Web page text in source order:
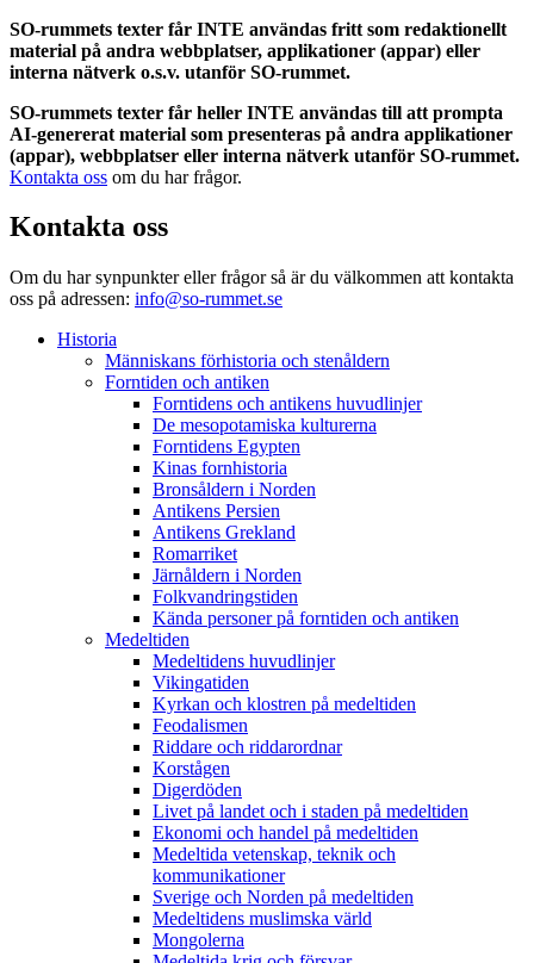
SO-rummets texter får INTE användas fritt som redaktionellt
material på andra webbplatser, applikationer (appar) eller
interna nätverk o.s.v. utanför SO-rummet.
SO-rummets texter får heller INTE användas till att prompta
AI-genererat material som presenteras på andra applikationer
(appar), webbplatser eller interna nätverk utanför SO-rummet.
Kontakta oss om du har frågor.
Kontakta oss
Om du har synpunkter eller frågor så är du välkommen att kontakta
oss på adressen: info@so-rummet.se
Historia
Människans förhistoria och stenåldern
Forntiden och antiken
Forntidens och antikens huvudlinjer
De mesopotamiska kulturerna
Forntidens Egypten
Kinas fornhistoria
Bronsåldern i Norden
Antikens Persien
Antikens Grekland
Romarriket
Järnåldern i Norden
Folkvandringstiden
Kända personer på forntiden och antiken
Medeltiden
Medeltidens huvudlinjer
Vikingatiden
Kyrkan och klostren på medeltiden
Feodalismen
Riddare och riddarordnar
Korstågen
Digerdöden
Livet på landet och i staden på medeltiden
Ekonomi och handel på medeltiden
Medeltida vetenskap, teknik och
kommunikationer
Sverige och Norden på medeltiden
Medeltidens muslimska värld
Mongolerna